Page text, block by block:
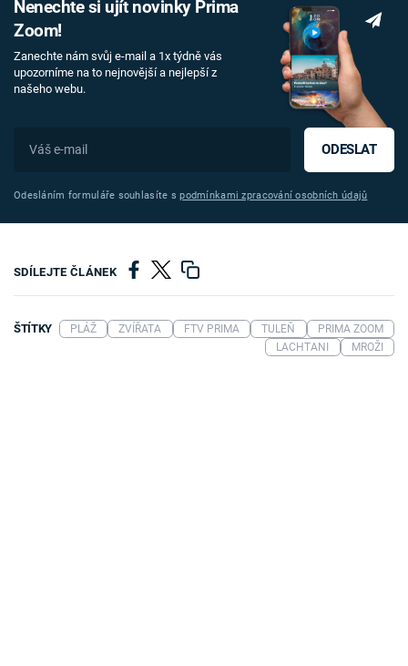
Nenechte si ujít novinky Prima
Zoom!
Zanechte nám svůj e-mail a 1x týdně vás
upozorníme na to nejnovější a nejlepší z
našeho webu.
ODESLAT
Odesláním formuláře souhlasíte spodmínkami zpracování osobních údajů
SDÍLEJTE ČLÁNEK
ŠTÍTKY PLÁŽ ZVÍŘATA FTV PRIMA TULEŇ
PRIMA ZOOM
LACHTANI
MROŽI